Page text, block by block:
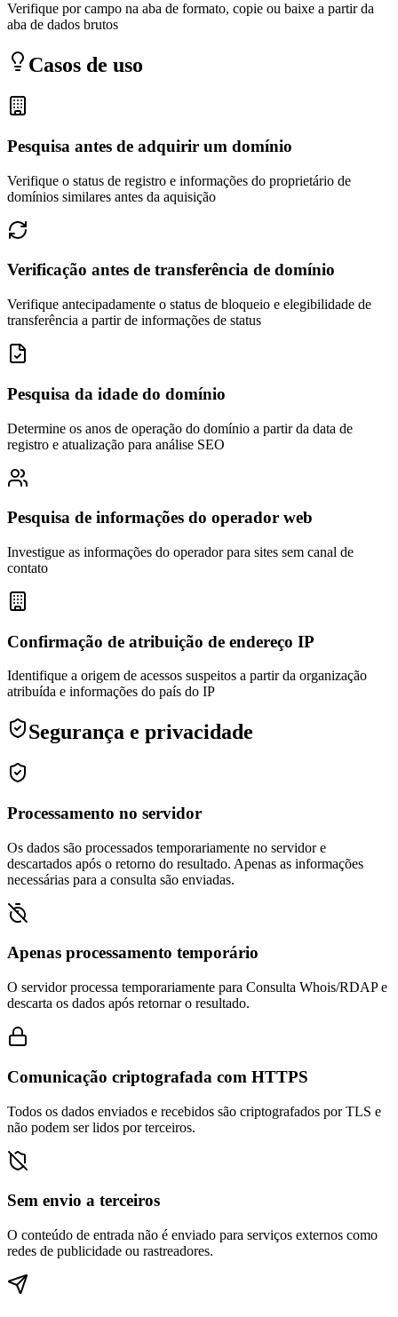
Verifique por campo na aba de formato, copie ou baixe a partir da
aba de dados brutos
Casos de uso
Pesquisa antes de adquirir um domínio
Verifique o status de registro e informações do proprietário de
domínios similares antes da aquisição
Verificação antes de transferência de domínio
Verifique antecipadamente o status de bloqueio e elegibilidade de
transferência a partir de informações de status
Pesquisa da idade do domínio
Determine os anos de operação do domínio a partir da data de
registro e atualização para análise SEO
Pesquisa de informações do operador web
Investigue as informações do operador para sites sem canal de
contato
Confirmação de atribuição de endereço IP
Identifique a origem de acessos suspeitos a partir da organização
atribuída e informações do país do IP
Segurança e privacidade
Processamento no servidor
Os dados são processados temporariamente no servidor e
descartados após o retorno do resultado. Apenas as informações
necessárias para a consulta são enviadas.
Apenas processamento temporário
O servidor processa temporariamente para Consulta Whois/RDAP e
descarta os dados após retornar o resultado.
Comunicação criptografada com HTTPS
Todos os dados enviados e recebidos são criptografados por TLS e
não podem ser lidos por terceiros.
Sem envio a terceiros
O conteúdo de entrada não é enviado para serviços externos como
redes de publicidade ou rastreadores.